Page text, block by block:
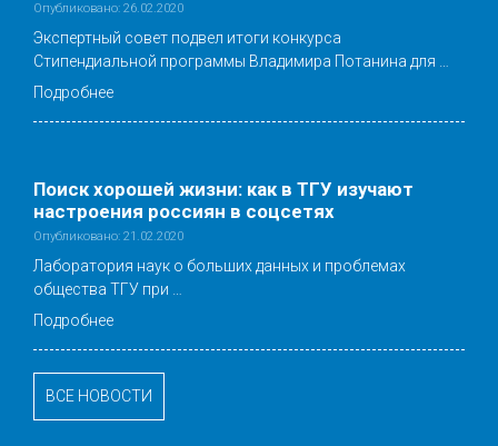
Опубликовано: 26.02.2020
Экспертный совет подвел итоги конкурса
Стипендиальной программы Владимира Потанина для …
Подробнее
Поиск хорошей жизни: как в ТГУ изучают
настроения россиян в соцсетях
Опубликовано: 21.02.2020
Лаборатория наук о больших данных и проблемах
общества ТГУ при …
Подробнее
ВСЕ НОВОСТИ